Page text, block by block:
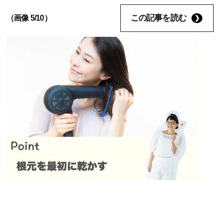
（画像 5/10） この記事を読む